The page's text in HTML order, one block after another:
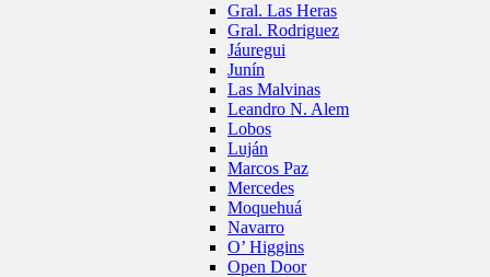
Gral. Las Heras
Gral. Rodriguez
Jáuregui
Junín
Las Malvinas
Leandro N. Alem
Lobos
Luján
Marcos Paz
Mercedes
Moquehuá
Navarro
O’ Higgins
Open Door